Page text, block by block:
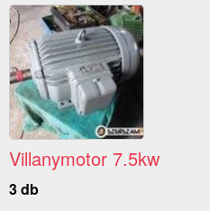
Villanymotor 7.5kw
3 db